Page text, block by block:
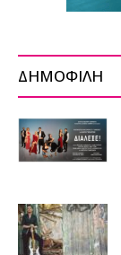
ΔΗΜΟΦΙΛΗ